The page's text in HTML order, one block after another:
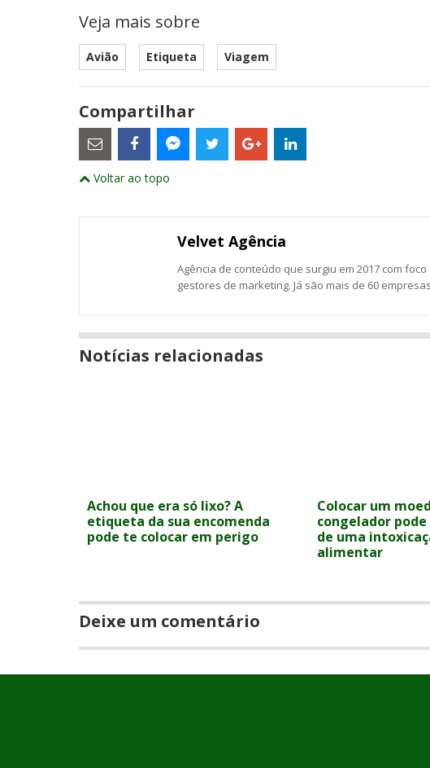
Veja mais sobre
Avião Etiqueta Viagem
Compartilhar
Estes
são
links
externos
abrirão
este este
Voltar ao topo
Velvet Agência
Agência de conteúdo que surgiu em 2017 com
gestores de marketing. Já são mais de 60
Notícias relacionadas
Achou que era só lixo? A
etiqueta da sua encomenda
pode te colocar em perigo
Colocar um
congelador
de uma
alimentar
Deixe um comentário